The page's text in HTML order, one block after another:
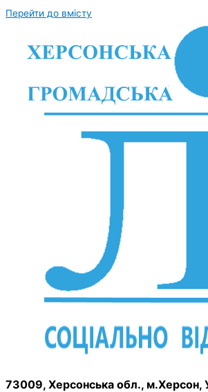
Перейти до вмісту
73009, Херсонська обл., м.Херсон,